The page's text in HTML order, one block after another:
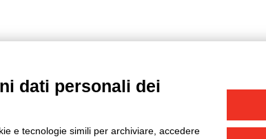
dati personali dei
e tecnologie simili per archiviare, accedere